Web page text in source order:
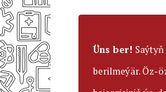
Üns ber!
berilmeýär. Öz-